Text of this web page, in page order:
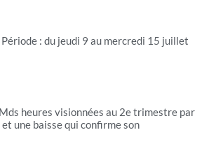
: du jeudi 9 au mercredi 15 juillet
heures visionnées au 2e trimestre par
et une baisse qui confirme son